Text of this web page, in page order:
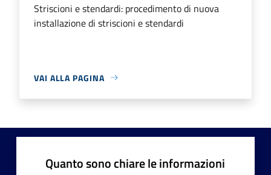
Striscioni e stendardi: procedimento di nuova
installazione di striscioni e stendardi
VAI ALLA PAGINA
Quanto sono chiare le informazioni